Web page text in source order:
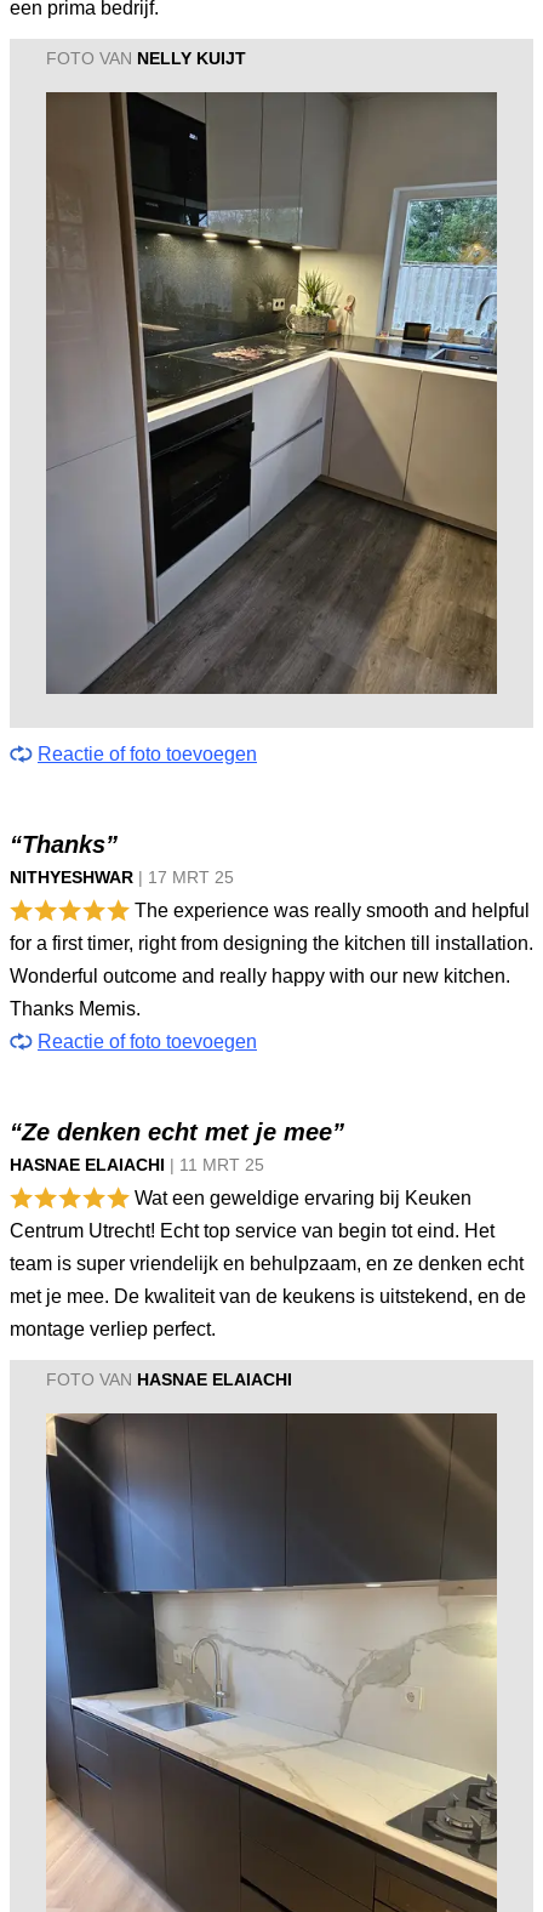
een prima bedrijf.
FOTO VAN NELLY KUIJT
Reactie of foto toevoegen
“Thanks”
NITHYESHWAR | 17 MRT 25
The experience was really smooth and helpful
for a first timer, right from designing the kitchen till installation.
Wonderful outcome and really happy with our new kitchen.
Thanks Memis.
Reactie of foto toevoegen
“Ze denken echt met je mee”
HASNAE ELAIACHI | 11 MRT 25
Wat een geweldige ervaring bij Keuken
Centrum Utrecht! Echt top service van begin tot eind. Het
team is super vriendelijk en behulpzaam, en ze denken echt
met je mee. De kwaliteit van de keukens is uitstekend, en de
montage verliep perfect.
FOTO VAN HASNAE ELAIACHI